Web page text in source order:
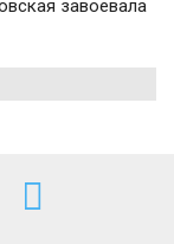
завоевала